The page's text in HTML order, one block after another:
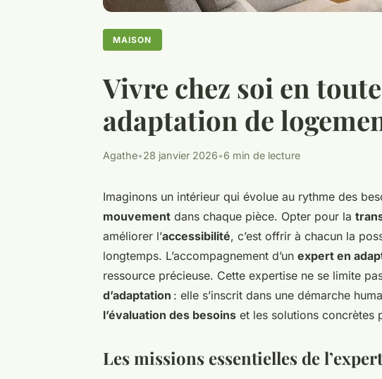
MAISON
Vivre chez soi en
adaptation de
Agathe•28 janvier 2026•6 min de lecture
Imaginons un intérieur qui évolue au rythme des
mouvement dans chaque pièce. Opter pour la
améliorer l’accessibilité, c’est offrir à chacun la
longtemps. L’accompagnement d’un expert en
ressource précieuse. Cette expertise ne se limite
d’adaptation : elle s’inscrit dans une démarche
l’évaluation des besoins et les solutions concrètes
Les missions essentielles de